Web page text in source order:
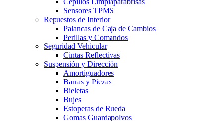
Cepillos Limpiaparabrisas
Sensores TPMS
Repuestos de Interior
Palancas de Caja de Cambios
Perillas y Comandos
Seguridad Vehicular
Cintas Reflectivas
Suspensión y Dirección
Amortiguadores
Barras y Piezas
Bieletas
Bujes
Estoperas de Rueda
Gomas Guardapolvos